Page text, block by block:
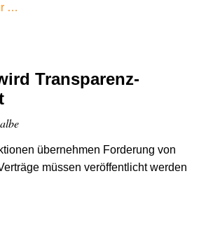
…
Transparenz-
übernehmen Forderung von
müssen veröffentlicht werden